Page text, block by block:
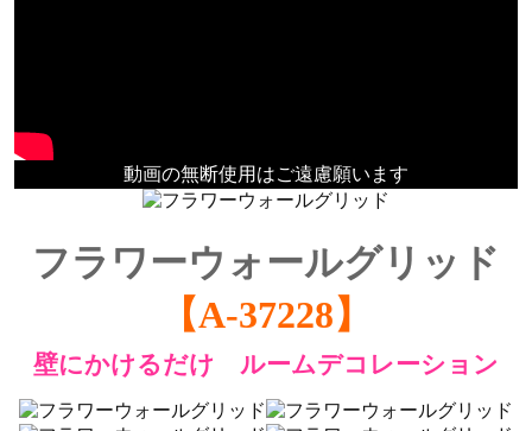
動画の無断使用はご遠慮願います
フラワーウォールグリッド
【A-37228】
壁にかけるだけ ルームデコレーション